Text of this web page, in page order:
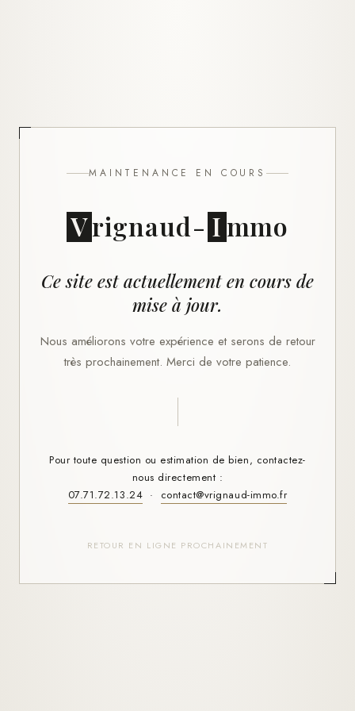
MAINTENANCE EN COURS
Vrignaud- Immo
Ce site est actuellement en cours de
mise à jour.
Nous améliorons votre expérience et serons de retour
très prochainement. Merci de votre patience.
Pour toute question ou estimation de bien, contactez-
nous directement :
07.71.72.13.24 · contact@vrignaud-immo.fr
RETOUR EN LIGNE PROCHAINEMENT